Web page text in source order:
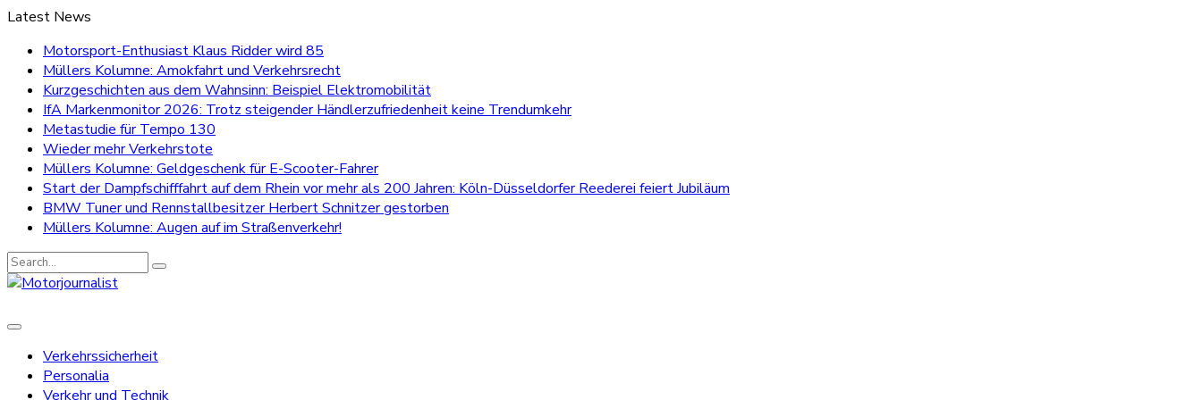
Latest News
Motorsport-Enthusiast Klaus Ridder wird 85
Müllers Kolumne: Amokfahrt und Verkehrsrecht
Kurzgeschichten aus dem Wahnsinn: Beispiel Elektromobilität
IfA Markenmonitor 2026: Trotz steigender Händlerzufriedenheit keine Trendumkehr
Metastudie für Tempo 130
Wieder mehr Verkehrstote
Müllers Kolumne: Geldgeschenk für E-Scooter-Fahrer
Start der Dampfschifffahrt auf dem Rhein vor mehr als 200 Jahren: Köln-Düsseldorfer Reederei feiert Jubiläum
BMW Tuner und Rennstallbesitzer Herbert Schnitzer gestorben
Müllers Kolumne: Augen auf im Straßenverkehr!
Search
for:
Verkehrssicherheit
Personalia
Verkehr und Technik